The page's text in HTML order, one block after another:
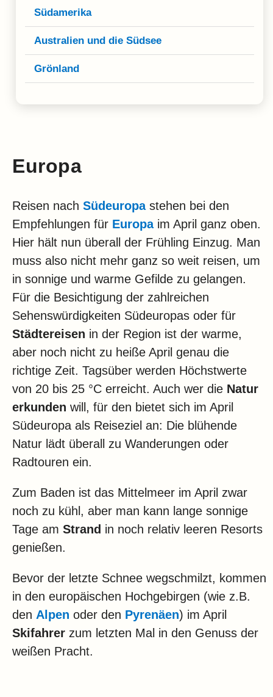
Südamerika
Australien und die Südsee
Grönland
Europa
Reisen nach Südeuropastehen bei den
Empfehlungen für Europaim April ganz oben.
Hier hält nun überall der Frühling Einzug. Man
muss also nicht mehr ganz so weit reisen, um
in sonnige und warme Gefilde zu gelangen.
Für die Besichtigung der zahlreichen
Sehenswürdigkeiten Südeuropas oder für
Städtereisen in der Region ist der warme,
aber noch nicht zu heiße April genau die
richtige Zeit. Tagsüber werden Höchstwerte
von 20 bis 25 °C erreicht. Auch wer die Natur
erkunden will, für den bietet sich im April
Südeuropa als Reiseziel an: Die blühende
Natur lädt überall zu Wanderungen oder
Radtouren ein.
Zum Baden ist das Mittelmeer im April zwar
noch zu kühl, aber man kann lange sonnige
Tage am Strand in noch relativ leeren Resorts
genießen.
Bevor der letzte Schnee wegschmilzt, kommen
in den europäischen Hochgebirgen (wie z.B.
den Alpen oder den Pyrenäen) im April
Skifahrer zum letzten Mal in den Genuss der
weißen Pracht.